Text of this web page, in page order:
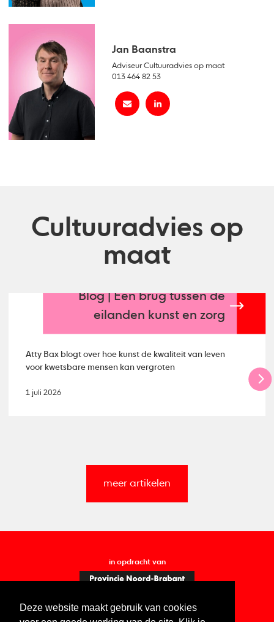
Deze website maakt gebruik van cookies
Jan Baanstra
Adviseur Cultuuradvies op maat
013 464 82 53
Cultuuradvies op
maat
Blog | Een brug tussen de
eilanden kunst en zorg
Atty Bax blogt over hoe kunst de kwaliteit van leven
voor kwetsbare mensen kan vergroten
1 juli 2026
meer artikelen
in opdracht van